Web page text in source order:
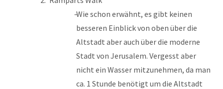
Wie schon erwähnt, es gibt keinen
besseren Einblick von oben über die
Altstadt aber auch über die moderne
Stadt von Jerusalem. Vergesst aber
nicht ein Wasser mitzunehmen, da man
ca. 1 Stunde benötigt um die Altstadt